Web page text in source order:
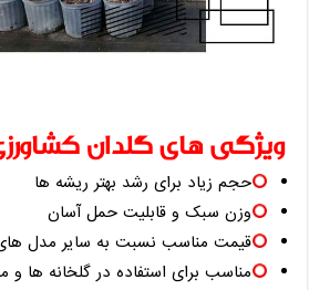
ویژگی های گلدان
حجم زیاد برای رشد بهتر ریشه ها
وزن سبک و قابلیت حمل آسان
قیمت مناسب نسبت به سایر مدل
مناسب برای استفاده در گلخانه ها و